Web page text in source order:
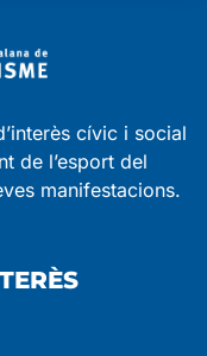
cívic i social
de l’esport del
manifestacions.